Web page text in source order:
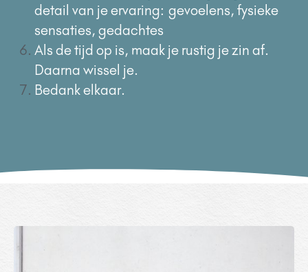
detail van je ervaring: gevoelens, fysieke
sensaties, gedachtes
Als de tijd op is, maak je rustig je zin af.
Daarna wissel je.
Bedank elkaar.